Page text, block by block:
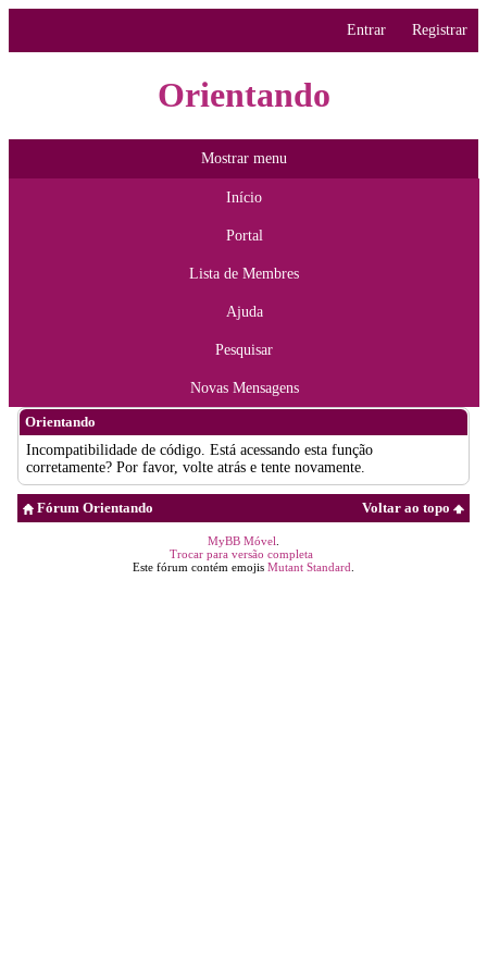
Entrar Registrar
Orientando
Mostrar menu
Início
Portal
Lista de Membres
Ajuda
Pesquisar
Novas Mensagens
Orientando
Incompatibilidade de código. Está acessando esta função
corretamente? Por favor, volte atrás e tente novamente.
Voltar ao topo
Fórum Orientando
MyBB Móvel
Trocar para versão completa
Este fórum contém emojis Mutant Standard